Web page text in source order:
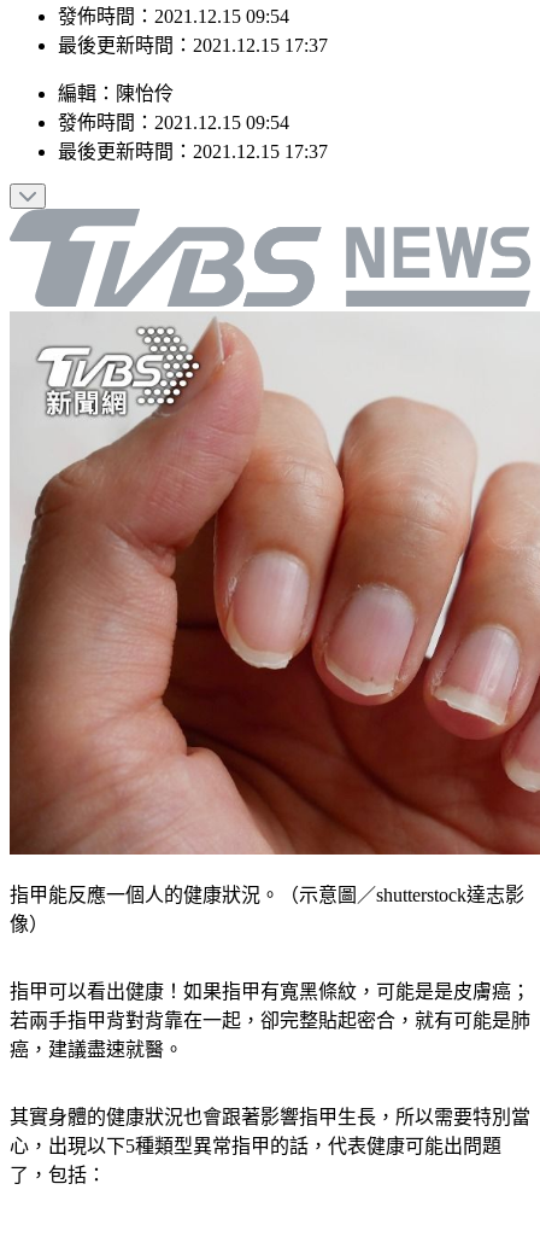
發佈時間：2021.12.15 09:54
最後更新時間：2021.12.15 17:37
編輯 ： 陳怡伶
發佈時間： 2021.12.15 09:54
最後更新時間： 2021.12.15 17:37
指甲能反應一個人的健康狀況。（示意圖／shutterstock達志影
像）
指甲可以看出健康！如果指甲有寬黑條紋，可能是是皮膚癌；
若兩手指甲背對背靠在一起，卻完整貼起密合，就有可能是肺
癌，建議盡速就醫。
其實身體的健康狀況也會跟著影響指甲生長，所以需要特別當
心，出現以下5種類型異常指甲的話，代表健康可能出問題
了，包括：